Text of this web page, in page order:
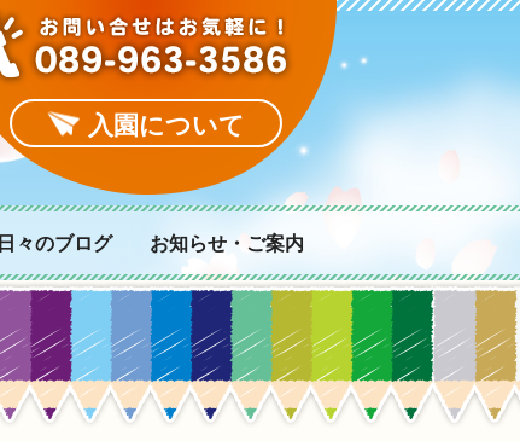
入園について
日々のブログ お知らせ・ご案内